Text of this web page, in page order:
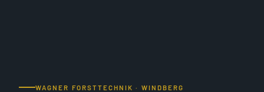
WAGNER FORSTTECHNIK · WINDBERG